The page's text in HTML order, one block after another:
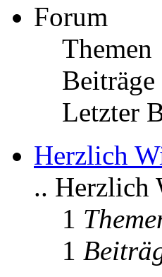
Forum
Themen
Beiträge
Letzter
Herzlich
.. Herzlich
1
1